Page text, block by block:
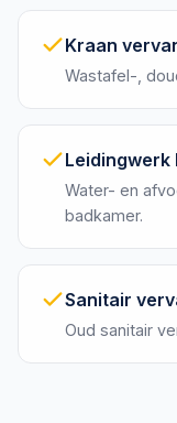
Kraan
Wastafel-,
Leidingwerk
Water- en
badkamer.
Sanitair
Oud sanitair